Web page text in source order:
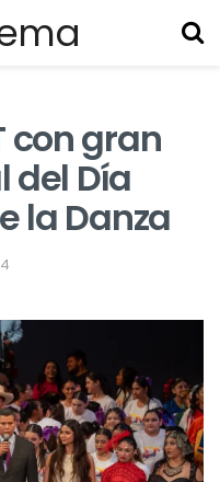
con gran
del Día
la Danza